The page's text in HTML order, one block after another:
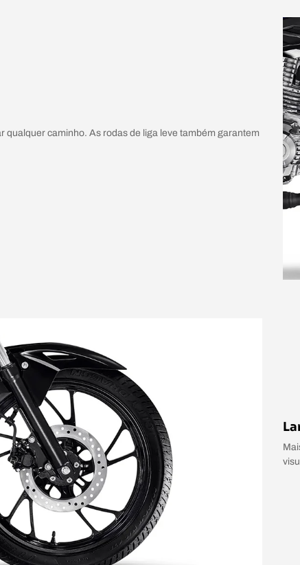
qualquer caminho. As rodas de liga leve também garantem